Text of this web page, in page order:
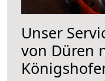
Unser
von Düren